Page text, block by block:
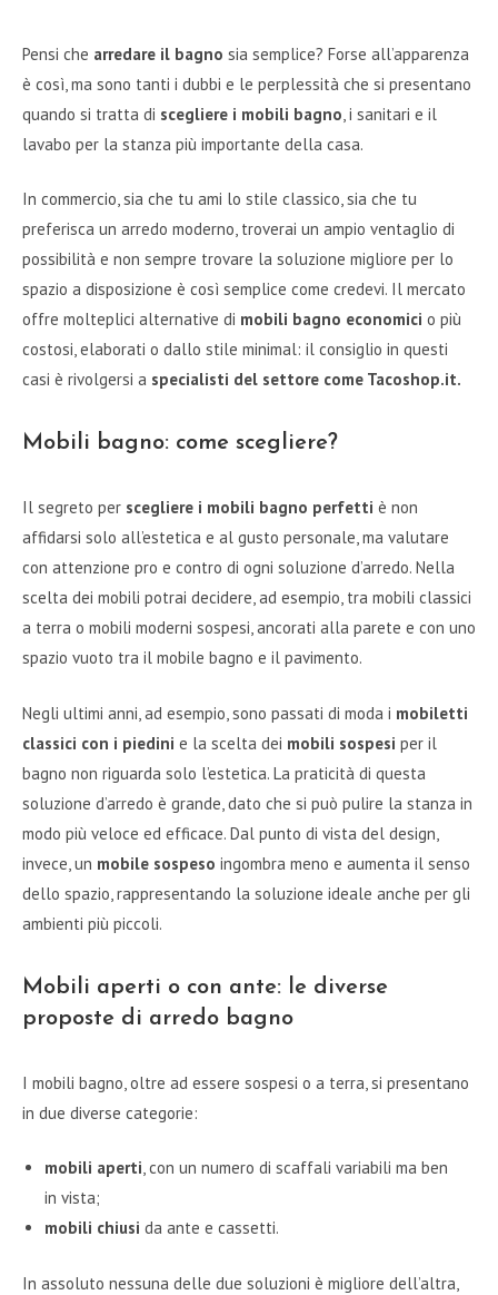
Pensi che arredare il bagno sia semplice? Forse all’apparenza
è così, ma sono tanti i dubbi e le perplessità che si presentano
quando si tratta di scegliere i mobili bagno , i sanitari e il
lavabo per la stanza più importante della casa.
In commercio, sia che tu ami lo stile classico, sia che tu
preferisca un arredo moderno, troverai un ampio ventaglio di
possibilità e non sempre trovare la soluzione migliore per lo
spazio a disposizione è così semplice come credevi. Il mercato
offre molteplici alternative di mobili bagno economici o più
costosi, elaborati o dallo stile minimal: il consiglio in questi
casi è rivolgersi a specialisti del settore come Tacoshop.it.
Mobili bagno: come scegliere?
Il segreto per scegliere i mobili bagno perfetti è non
affidarsi solo all’estetica e al gusto personale, ma valutare
con attenzione pro e contro di ogni soluzione d’arredo. Nella
scelta dei mobili potrai decidere, ad esempio, tra mobili classici
a terra o mobili moderni sospesi, ancorati alla parete e con uno
spazio vuoto tra il mobile bagno e il pavimento.
Negli ultimi anni, ad esempio, sono passati di moda i mobiletti
classici con i piedini e la scelta dei mobili sospesi per il
bagno non riguarda solo l’estetica. La praticità di questa
soluzione d’arredo è grande, dato che si può pulire la stanza in
modo più veloce ed efficace. Dal punto di vista del design,
invece, un mobile sospeso ingombra meno e aumenta il senso
dello spazio, rappresentando la soluzione ideale anche per gli
ambienti più piccoli.
Mobili aperti o con ante: le diverse
proposte di arredo bagno
I mobili bagno, oltre ad essere sospesi o a terra, si presentano
in due diverse categorie:
mobili aperti, con un numero di scaffali variabili ma ben
in vista;
mobili chiusi da ante e cassetti.
In assoluto nessuna delle due soluzioni è migliore dell’altra,